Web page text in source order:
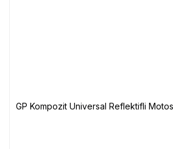
GP Kompozit Universal Reflektifli